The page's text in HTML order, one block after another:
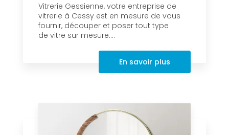
Vitrerie Gessienne, votre entreprise de
vitrerie à Cessy est en mesure de vous
fournir, découper et poser tout type
de vitre sur mesure....
En savoir plus